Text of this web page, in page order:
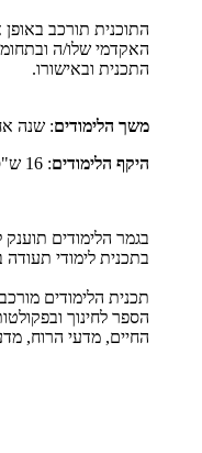
התוכנית תורכב
האקדמי שלו/ה
התכנית ובאישורו.
משך הלימודים: שנה
היקף הלימודים: 16 ש"ס לפחות.
בגמר הלימודים
בתכנית לימודי
תכנית הלימודים
הספר לחינוך
החיים, מדעי הרוח,